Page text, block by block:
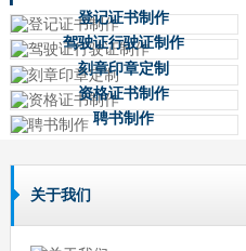
登记证书制作
驾驶证行驶证制作
刻章印章定制
资格证书制作
聘书制作
关于我们